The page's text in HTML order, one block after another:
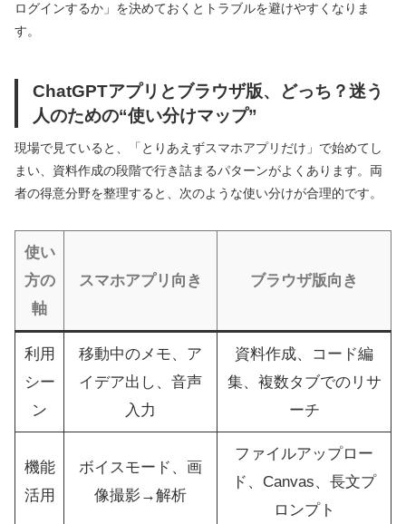
ログインするか」を決めておくとトラブルを避けやすくなりま
す。
ChatGPTアプリとブラウザ版、どっち？迷う
人のための“使い分けマップ”
現場で見ていると、「とりあえずスマホアプリだけ」で始めてし
まい、資料作成の段階で行き詰まるパターンがよくあります。両
者の得意分野を整理すると、次のような使い分けが合理的です。
使い
方の
軸
スマホアプリ向き ブラウザ版向き
利用
シー
ン
移動中のメモ、ア
イデア出し、音声
入力
資料作成、コード編
集、複数タブでのリサ
ーチ
機能
活用
ボイスモード、画
像撮影→解析
ファイルアップロー
ド、Canvas、長文プ
ロンプト